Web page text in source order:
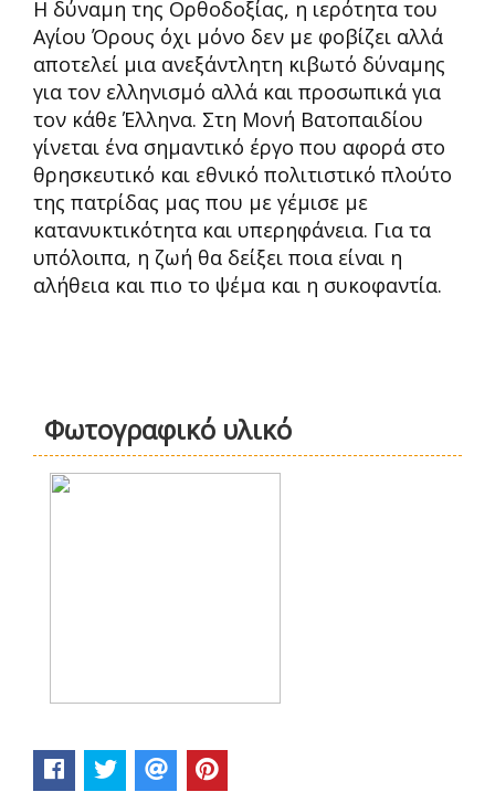
Η δύναμη της Ορθοδοξίας, η ιερότητα του
Αγίου Όρους όχι μόνο δεν με φοβίζει αλλά
αποτελεί μια ανεξάντλητη κιβωτό δύναμης
για τον ελληνισμό αλλά και προσωπικά για
τον κάθε Έλληνα. Στη Μονή Βατοπαιδίου
γίνεται ένα σημαντικό έργο που αφορά στο
θρησκευτικό και εθνικό πολιτιστικό πλούτο
της πατρίδας μας που με γέμισε με
κατανυκτικότητα και υπερηφάνεια. Για τα
υπόλοιπα, η ζωή θα δείξει ποια είναι η
αλήθεια και πιο το ψέμα και η συκοφαντία.
Φωτογραφικό υλικό